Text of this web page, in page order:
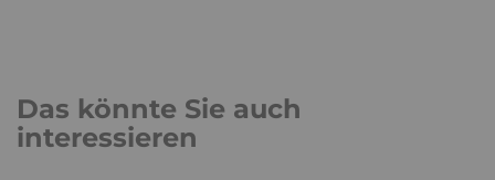
Das könnte Sie auch
interessieren